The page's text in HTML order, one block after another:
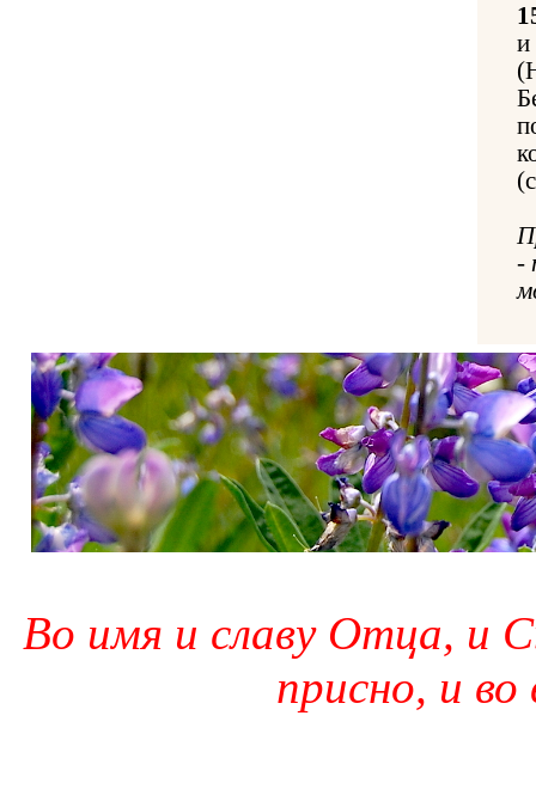
и
-
Во имя и славу Отца, и
присно, и во